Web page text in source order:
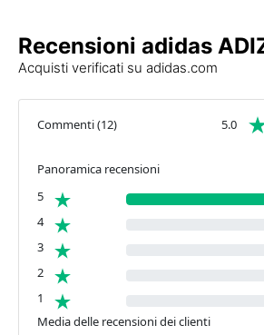
Recensioni adidas
Acquisti verificati su adidas.com
Commenti(12) 5.0
Panoramica recensioni
5
4
3
2
1
Media delle recensioni dei clienti